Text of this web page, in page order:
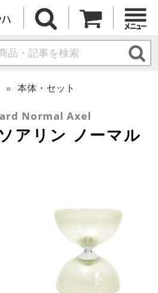
本体・セット
Normal Axel
アリン ノーマル